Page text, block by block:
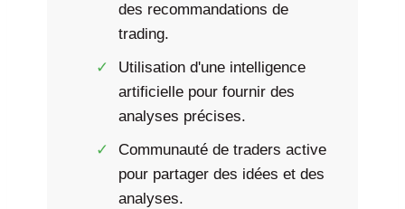
des recommandations de
trading.
Utilisation d'une intelligence
artificielle pour fournir des
analyses précises.
Communauté de traders active
pour partager des idées et des
analyses.